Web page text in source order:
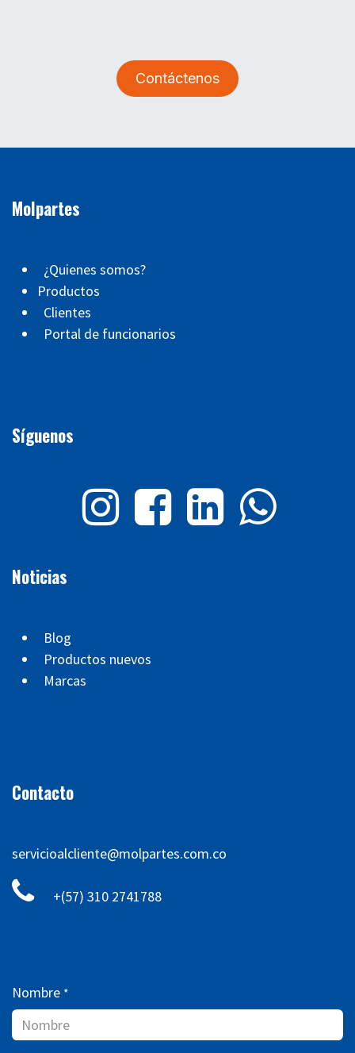
Contáctenos
Molpartes
¿Quienes somos?
Productos
Clientes
Portal de funcionarios
Síguenos
Noticias
Blog
Productos nuevos
Marcas
Contacto
servicioalcliente@molpartes.com.co
+(57) 310 2741788
Nombre *